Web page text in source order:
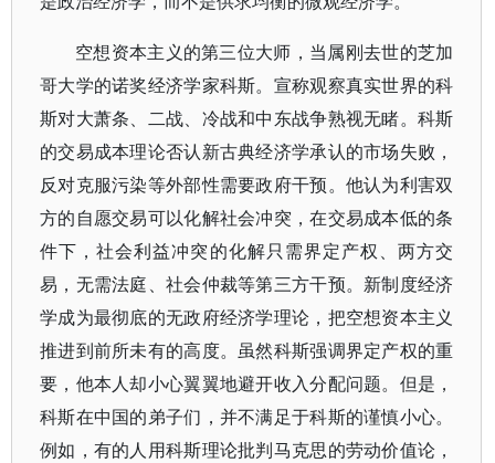
空想资本主义的第三位大师，当属刚去世的芝加
哥大学的诺奖经济学家科斯。宣称观察真实世界的科
斯对大萧条、二战、冷战和中东战争熟视无睹。科斯
的交易成本理论否认新古典经济学承认的市场失败，
反对克服污染等外部性需要政府干预。他认为利害双
方的自愿交易可以化解社会冲突，在交易成本低的条
件下，社会利益冲突的化解只需界定产权、两方交
易，无需法庭、社会仲裁等第三方干预。新制度经济
学成为最彻底的无政府经济学理论，把空想资本主义
推进到前所未有的高度。虽然科斯强调界定产权的重
要，他本人却小心翼翼地避开收入分配问题。但是，
科斯在中国的弟子们，并不满足于科斯的谨慎小心。
例如，有的人用科斯理论批判马克思的劳动价值论，